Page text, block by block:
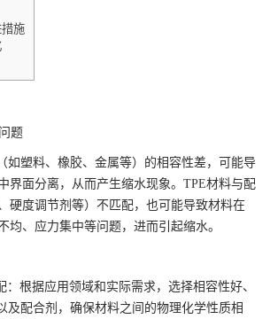
施
题
如塑料、橡胶、金属等）的相容性差，可能导
界面分离，从而产生缩水现象。TPE材料与配
硬度调节剂等）不匹配，也可能导致材料在
均、应力集中等问题，进而引起缩水。
：根据应用领域和实际需求，选择相容性好、
及配合剂，确保材料之间的物理化学性质相